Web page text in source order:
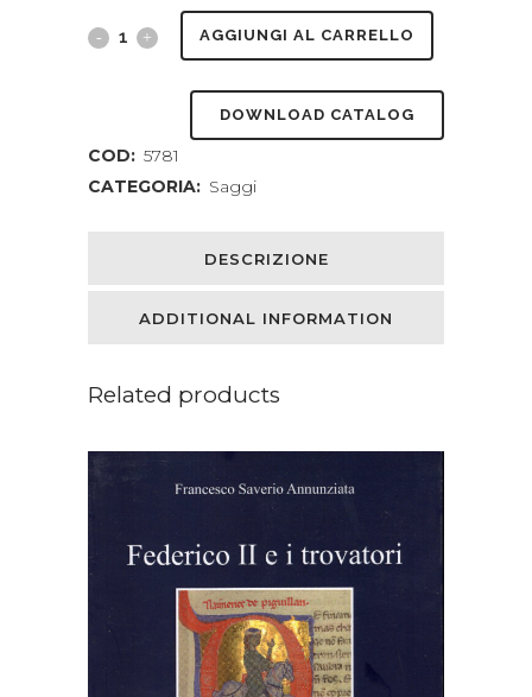
L'
in
all'antropologia,
alle
la
AGGIUNGI AL CARRELLO
DOWNLOAD CATALOG
COD: 5781
CATEGORIA: Saggi
DESCRIZIONE
ADDITIONAL INFORMATION
Related products